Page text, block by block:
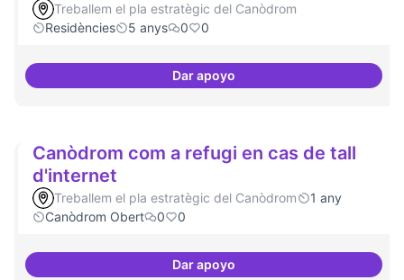
Treballem el pla estratègic del Canòdrom
Residències
5 anys 0 0
Dar apoyoCanòdrom com a espai de
Canòdrom com a refugi en cas de tall
d'internet
Treballem el pla estratègic del Canòdrom
1 any
Canòdrom Obert
0 0
Dar apoyoCanòdrom com a refugi en cas